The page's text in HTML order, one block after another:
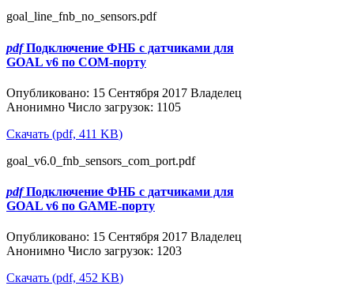
goal_line_fnb_no_sensors.pdf
pdf Подключение ФНБ с датчиками для
GOAL v6 по COM-порту
Опубликовано: 15 Сентября 2017 Владелец
Анонимно Число загрузок: 1105
Скачать (pdf, 411 KB)
goal_v6.0_fnb_sensors_com_port.pdf
pdf Подключение ФНБ с датчиками для
GOAL v6 по GAME-порту
Опубликовано: 15 Сентября 2017 Владелец
Анонимно Число загрузок: 1203
Скачать (pdf, 452 KB)